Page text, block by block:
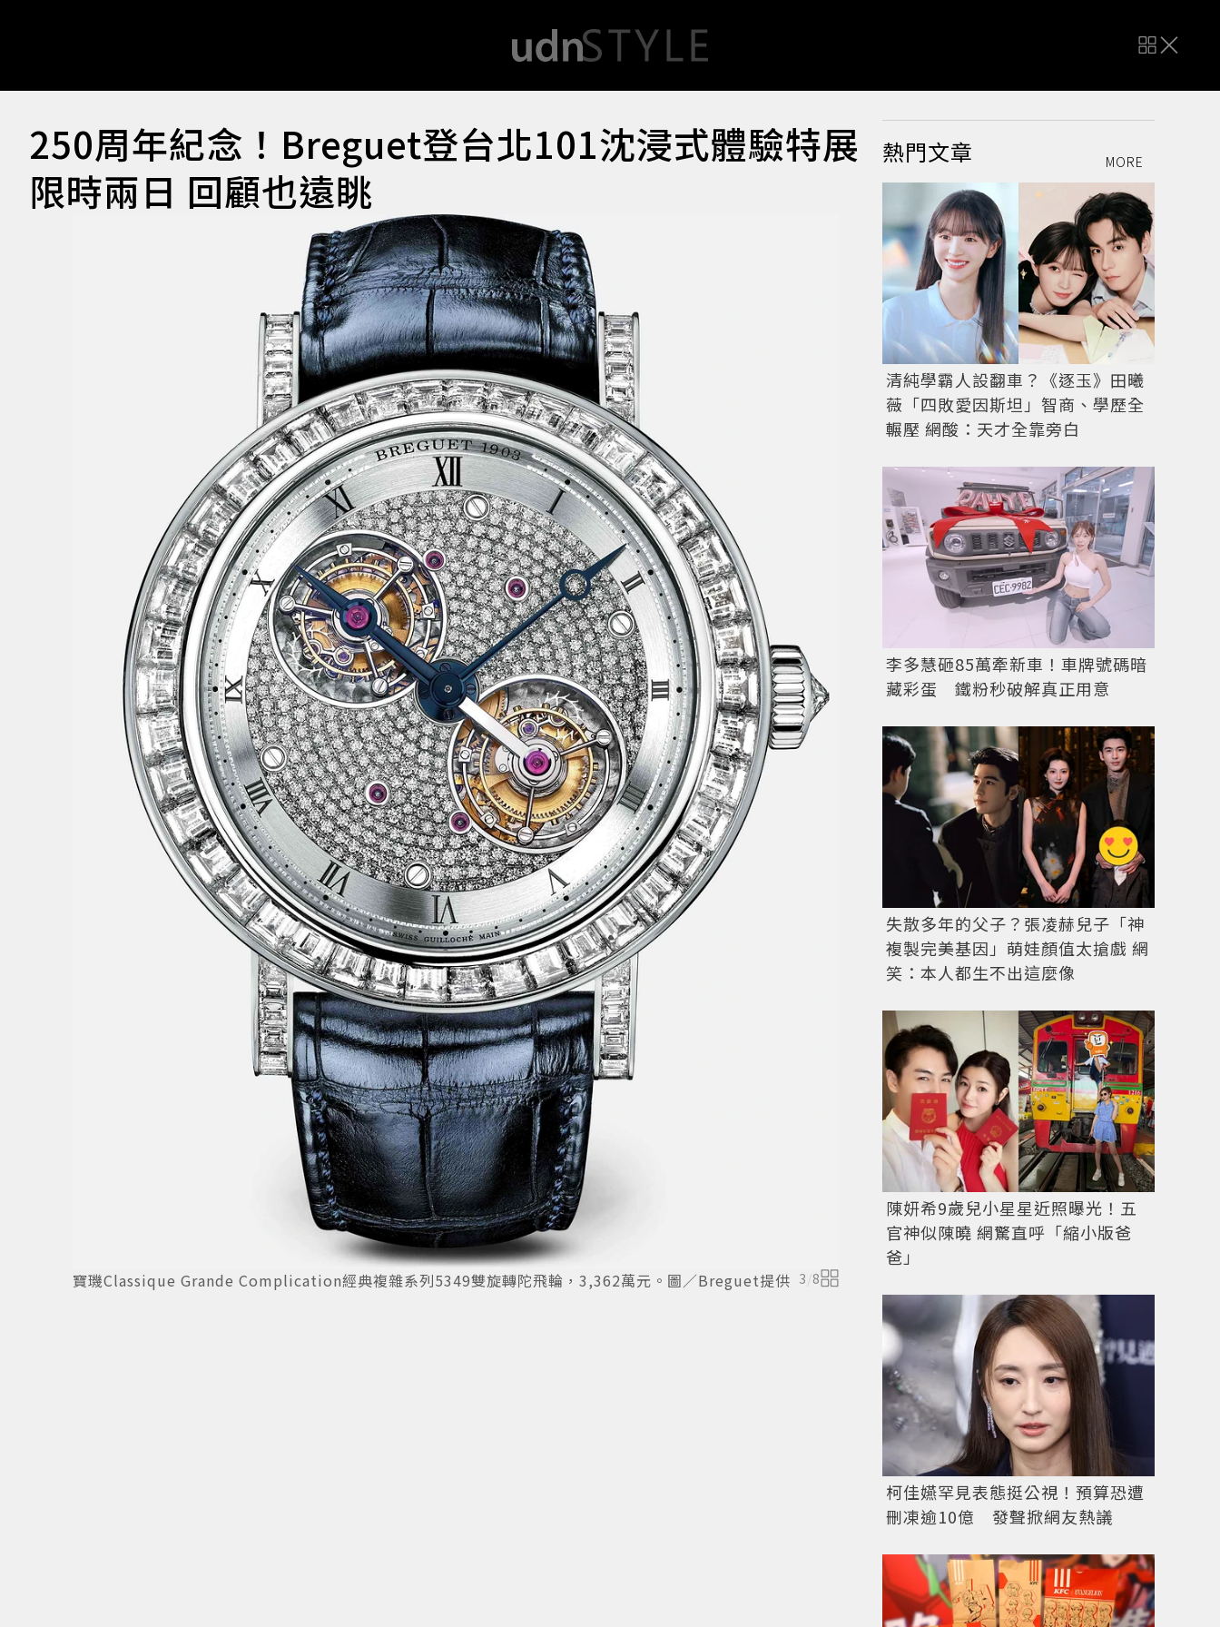
250周年紀念！Breguet登台北101沈浸式體驗特展
限時兩日 回顧也遠眺
寶璣Classique Grande Complication經典複雜系列5349雙旋轉陀飛輪，3,362萬元。圖／Breguet提供 3/8
由製表大師寶璣（Abraham-Louis Breguet）先生製
Subscription腕表的製作靈感。圖／Breguet提供
熱門文章 MORE
清純學霸人設翻車？《逐玉》田曦
薇「四敗愛因斯坦」智商、學歷全
輾壓 網酸：天才全靠旁白
李多慧砸85萬牽新車！車牌號碼暗
藏彩蛋 鐵粉秒破解真正用意
失散多年的父子？張凌赫兒子「神
複製完美基因」萌娃顏值太搶戲 網
笑：本人都生不出這麼像
陳妍希9歲兒小星星近照曝光！五
官神似陳曉 網驚直呼「縮小版爸
爸」
柯佳嬿罕見表態挺公視！預算恐遭
刪凍逾10億 發聲掀網友熱議